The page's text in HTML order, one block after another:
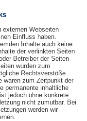
externen Webseiten
Einfluss haben.
Inhalte auch keine
der verlinkten Seiten
Betreiber der Seiten
wurden zum
Rechtsverstöße
waren zum Zeitpunkt der
permanente inhaltliche
jedoch ohne konkrete
nicht zumutbar. Bei
werden wir